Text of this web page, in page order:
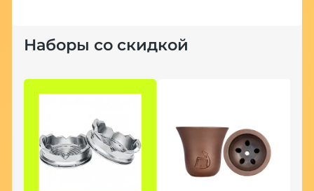
Наборы со скидкой